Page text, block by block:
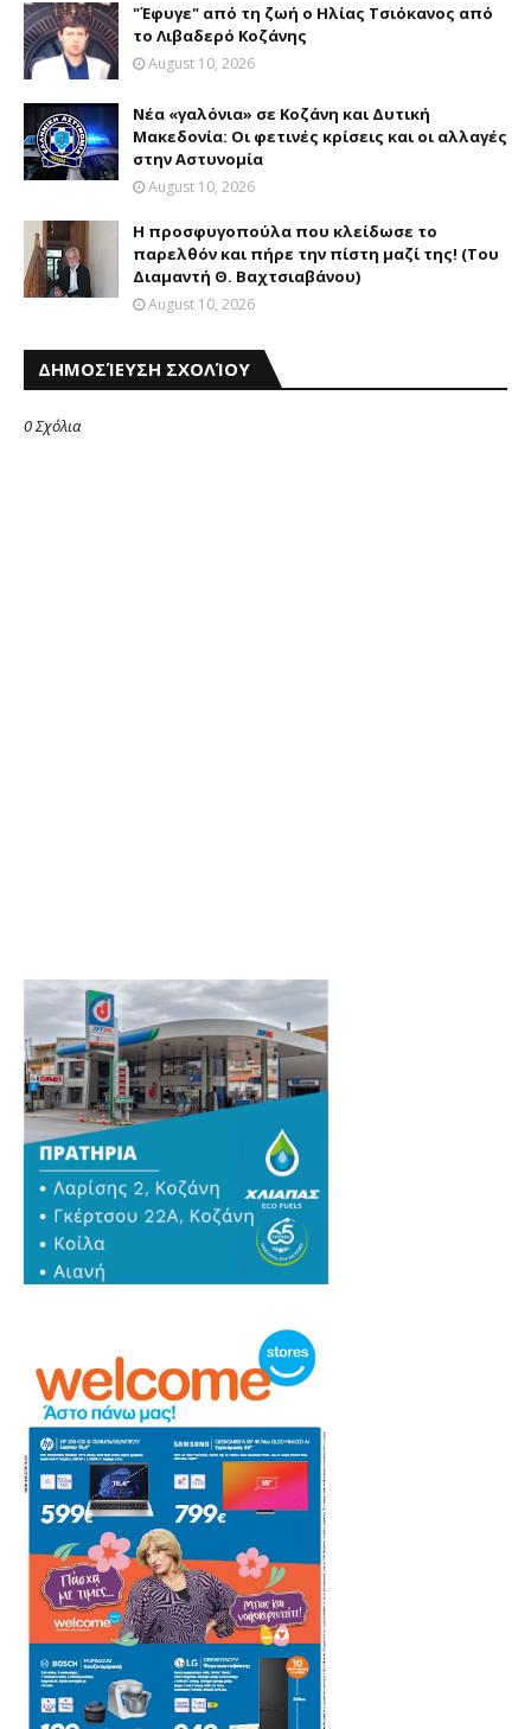
"Έφυγε" από τη ζωή ο Ηλίας Τσιόκανος από
το Λιβαδερό Κοζάνης
August 10, 2026
Νέα «γαλόνια» σε Κοζάνη και Δυτική
Μακεδονία: Οι φετινές κρίσεις και οι αλλαγές
στην Αστυνομία
August 10, 2026
Η προσφυγοπούλα που κλείδωσε το
παρελθόν και πήρε την πίστη μαζί της! (Του
Διαμαντή Θ. Βαχτσιαβάνου)
August 10, 2026
ΔΗΜΟΣΊΕΥΣΗ ΣΧΟΛΊΟΥ
0 Σχόλια